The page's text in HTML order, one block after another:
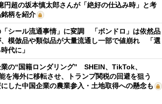
超の坂本慎太郎さんが「絶好の仕込み時」と考
柄を紹介
シール流通事情」に変調 「ボンドロ」は依然品
模倣品や類似品が大量流通し一部で値崩れ 「選
代に」
の“国籍ロンダリング” SHEIN、TikTok、
を海外に移転させ、トランプ関税の回避を狙う
した中国企業の農業参入・土地取得への懸念も